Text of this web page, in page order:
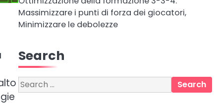
Massimizzare i punti di forza dei giocatori,
Minimizzare le debolezze
Search
Search
for: